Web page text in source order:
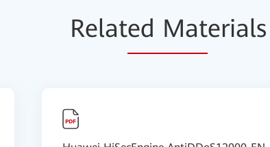
Related Materials